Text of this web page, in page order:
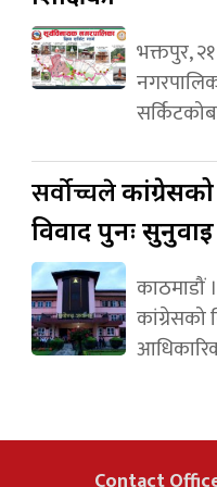
भक्तपुर,
सर्वोच्चले
विवाद पुनः
काठमाडौं
कांग्रेसको